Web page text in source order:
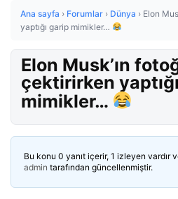
Ana sayfa › Forumlar › Dünya › Elon
yaptığı garip mimikler…
Elon Musk’ın
çektirirken
mimikler…
Bu konu 0 yanıt içerir, 1 izleyen vardır
admin tarafından güncellenmiştir.